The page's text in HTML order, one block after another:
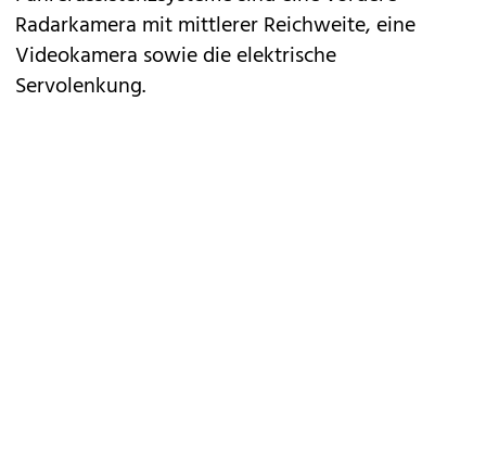
Radarkamera mit mittlerer Reichweite, eine
Videokamera sowie die elektrische
Servolenkung.